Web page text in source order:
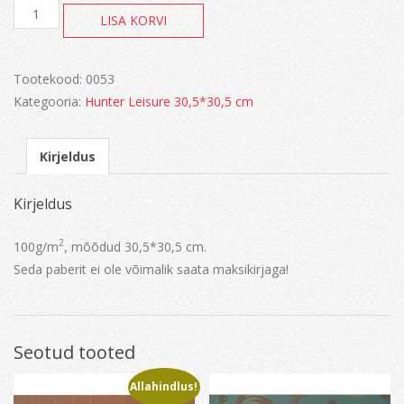
Paber
kogus
LISA KORVI
Tootekood: 0053
Kategooria: Hunter Leisure 30,5*30,5 cm
Kirjeldus
Kirjeldus
100g/m2, mõõdud 30,5*30,5 cm.
Seda paberit ei ole võimalik saata maksikirjaga!
Seotud tooted
Allahindlus!